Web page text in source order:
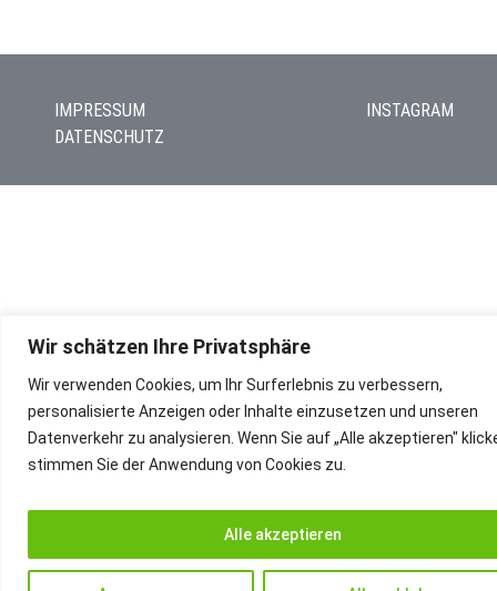
Wir schätzen Ihre Privatsphäre
Wir verwenden Cookies, um Ihr Surferlebnis zu verbessern,
personalisierte Anzeigen oder Inhalte einzusetzen und unseren
Datenverkehr zu analysieren. Wenn Sie auf „Alle akzeptieren"
stimmen Sie der Anwendung von Cookies zu.
Alle akzeptieren
IMPRESSUM
DATENSCHUTZ
INSTAGRAM